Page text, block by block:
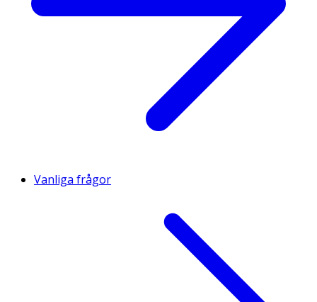
Vanliga frågor